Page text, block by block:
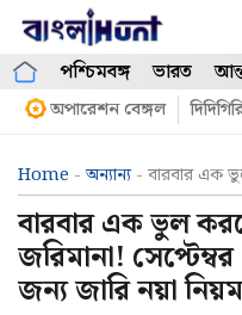
Skip
contentপশ্চিমবঙ্গ ভারত
অপারেশন বেঙ্গল
Home -অন্যান্য- বারবার এক
বারবার এক ভুল
জরিমানা!
জন্য জারি নয়া নিয়ম